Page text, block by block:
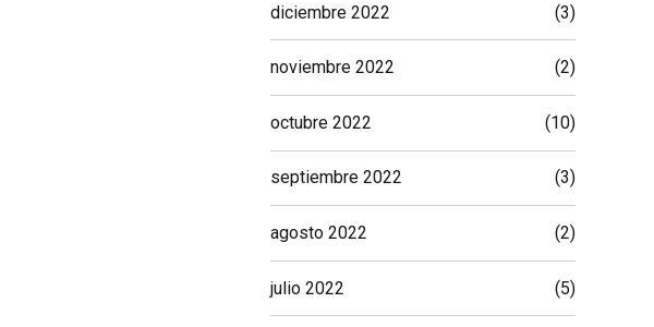
diciembre 2022 (3)
noviembre 2022 (2)
octubre 2022 (10)
septiembre 2022 (3)
agosto 2022 (2)
julio 2022 (5)